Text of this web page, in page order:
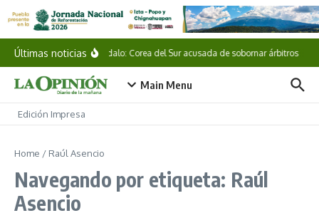
Saltar al contenido
Últimas noticiasEscándalo: Corea del Sur acusada de sobornar árbitros
Main Menu
Edición Impresa
Home / Raúl Asencio
Navegando por etiqueta: Raúl
Asencio